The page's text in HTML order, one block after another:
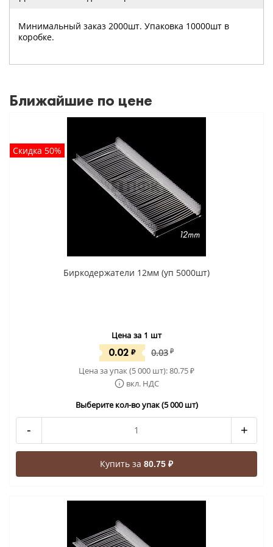
Минимальный заказ 2000шт. Упаковка 10000шт в
коробке.
Ближайшие по цене
Скидка 50%
Биркодержатели 12мм (уп 5000шт)
Цена за 1 шт
0.02 ₽ 0.03 ₽
Цена за упак (5 000 шт):80.75₽
вкл. НДС
Выберите кол-во упак (5 000 шт)
- +
Купить за 80.75 ₽